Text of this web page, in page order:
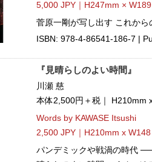
5,000 JPY｜H247mm ×
菅原一剛が写し出す これから
ISBN: 978-4-86541-186-7 |
『見晴らしのよい時間』
川瀬 慈
本体2,500円＋税｜ H210mm
Words by KAWASE Itsushi
2,500 JPY｜H210mm x
パンデミックや戦渦の時代